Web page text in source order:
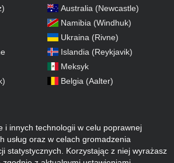
Australia (Newcastle)
Namibia (Windhuk)
Ukraina (Rivne)
Islandia (Reykjavik)
Meksyk
Belgia (Aalter)
i innych technologii w celu poprawnej
usług oraz w celach gromadzenia
statystycznych. Korzystając z niej wyrażasz